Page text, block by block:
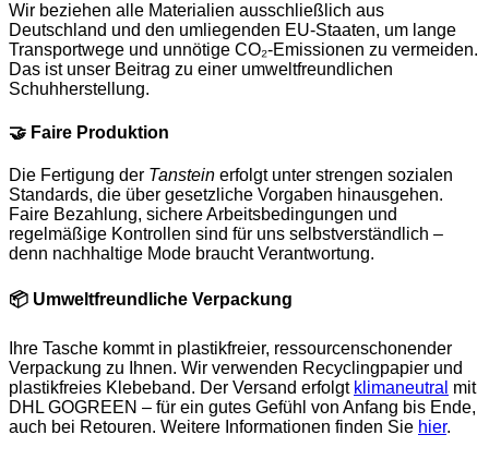
Wir beziehen alle Materialien ausschließlich aus
Deutschland und den umliegenden EU-Staaten, um lange
Transportwege und unnötige CO₂-Emissionen zu vermeiden.
Das ist unser Beitrag zu einer umweltfreundlichen
Schuhherstellung.
🤝 Faire Produktion
Die Fertigung der Tanstein erfolgt unter strengen sozialen
Standards, die über gesetzliche Vorgaben hinausgehen.
Faire Bezahlung, sichere Arbeitsbedingungen und
regelmäßige Kontrollen sind für uns selbstverständlich –
denn nachhaltige Mode braucht Verantwortung.
📦 Umweltfreundliche Verpackung
Ihre Tasche kommt in plastikfreier, ressourcenschonender
Verpackung zu Ihnen. Wir verwenden Recyclingpapier und
plastikfreies Klebeband. Der Versand erfolgt klimaneutral mit
DHL GOGREEN – für ein gutes Gefühl von Anfang bis Ende,
auch bei Retouren. Weitere Informationen finden Sie hier.